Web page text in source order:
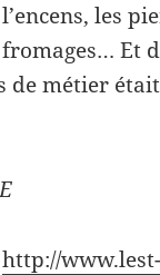
les
Et
de métier
http://